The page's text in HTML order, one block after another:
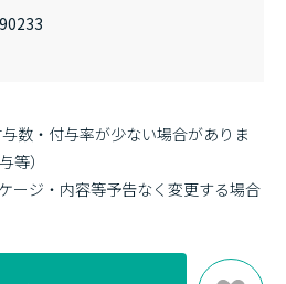
数・付与率が少ない場合がありま
等）
ージ・内容等予告なく変更する場合